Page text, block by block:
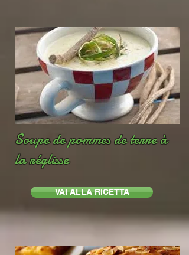
Soupe de pommes de terre à
la réglisse
VAI ALLA RICETTA